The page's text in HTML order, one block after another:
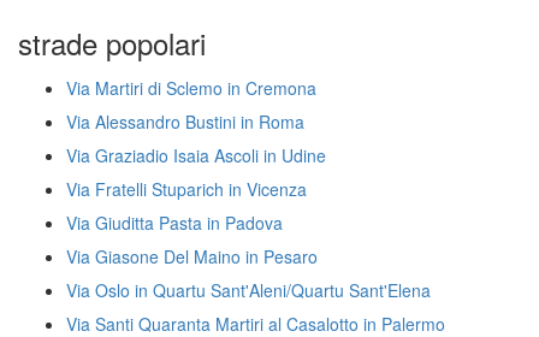
strade popolari
Via Martiri di Sclemo in Cremona
Via Alessandro Bustini in Roma
Via Graziadio Isaia Ascoli in Udine
Via Fratelli Stuparich in Vicenza
Via Giuditta Pasta in Padova
Via Giasone Del Maino in Pesaro
Via Oslo in Quartu Sant'Aleni/Quartu Sant'Elena
Via Santi Quaranta Martiri al Casalotto in Palermo